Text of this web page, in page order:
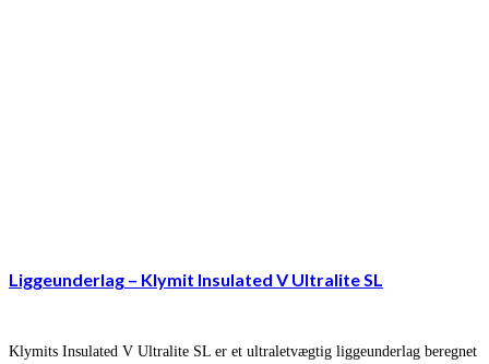
Liggeunderlag – Klymit Insulated V Ultralite SL
Klymits Insulated V Ultralite SL er et ultraletvægtig liggeunderlag beregnet